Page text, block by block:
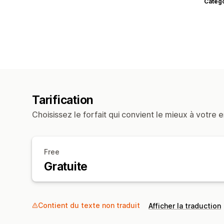
Tarification
Choisissez le forfait qui convient le mieux à votre
Free
Gratuite
Contient du texte non traduit Afficher la traduction